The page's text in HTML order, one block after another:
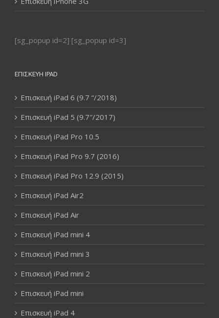
[sg_popup id=2] [sg_popup id=3]
ΕΠΙΣΚΕΥΉ IPAD
Επισκευή iPad 6 (9.7 “/2018)
Επισκευή iPad 5 (9.7″/2017)
Επισκευή iPad Pro 10.5
Επισκευή iPad Pro 9.7 (2016)
Επισκευή iPad Pro 12.9 (2015)
Επισκευή iPad Air2
Επισκευή iPad Air
Επισκευή iPad mini 4
Επισκευή iPad mini 3
Επισκευή iPad mini 2
Επισκευή iPad mini
Επισκευή iPad 4